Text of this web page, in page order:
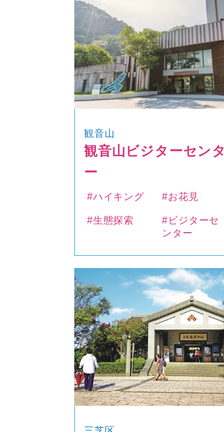
観音山
観音山ビジターセンタ
ー
#ハイキング #お花見
#生態探索
#ビジターセ
ンター